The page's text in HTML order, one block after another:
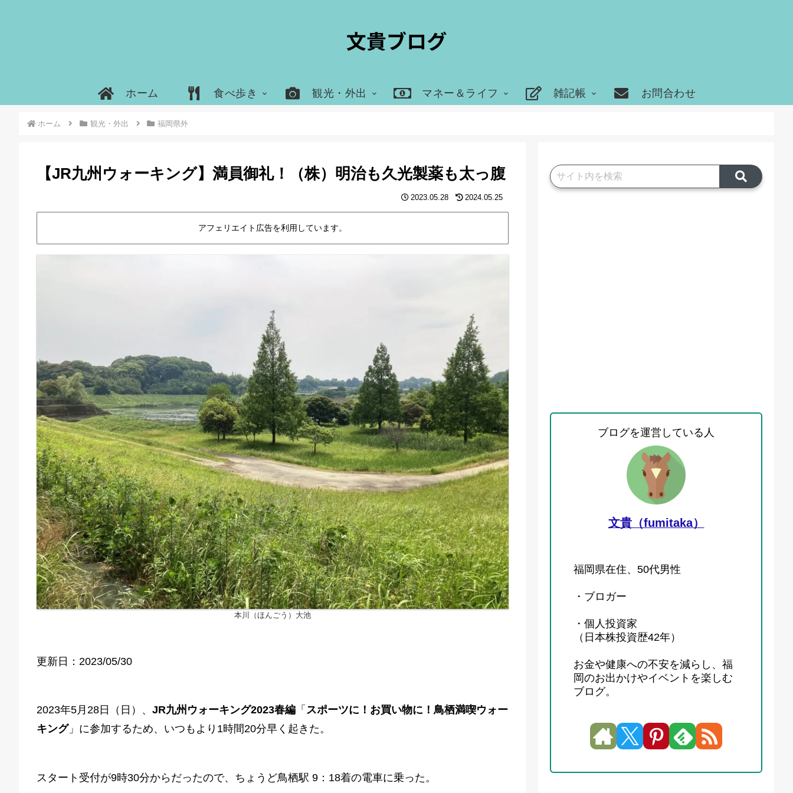
ホーム 食べ歩き 観光・外出 マネー＆ライフ 雑記帳 お問合わせ
ホーム 観光・外出 福岡県外
【JR九州ウォーキング】満員御礼！（株）明治も久光製薬も太っ腹
2023.05.28 2024.05.25
アフェリエイト広告を利用しています。
本川（ほんごう）大池
更新日：2023/05/30
2023年5月28日（日）、 JR九州ウォーキング2023春編 「 スポーツに！お買い物に！鳥栖満喫ウォー
キング」に参加するため、いつもより1時間20分早く起きた。
スタート受付が9時30分からだったので、ちょうど鳥栖駅 9：18着の電車に乗った。
ブログを運営している人
文貴（fumitaka）
福岡県在住、50代男性
・ブロガー
・個人投資家
（日本株投資歴42年）
お金や健康への不安を減らし、福
岡のお出かけやイベントを楽しむ
ブログ。